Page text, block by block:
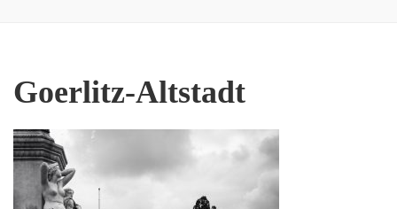
Goerlitz-Altstadt